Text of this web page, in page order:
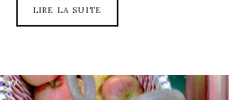
LIRE LA SUITE